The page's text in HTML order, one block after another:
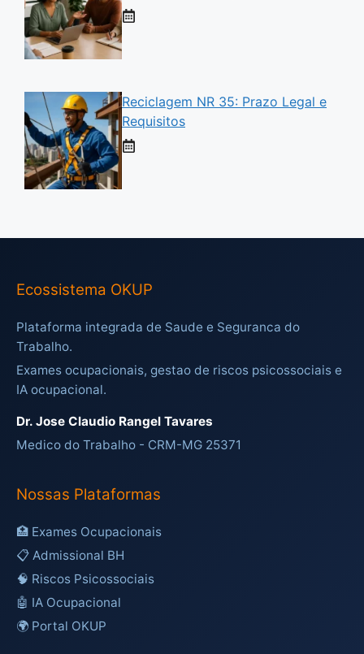
Reciclagem NR 35: Prazo Legal e
Requisitos
Ecossistema OKUP
Plataforma integrada de Saude e Seguranca do
Trabalho.
Exames ocupacionais, gestao de riscos psicossociais e
IA ocupacional.
Dr. Jose Claudio Rangel Tavares
Medico do Trabalho - CRM-MG 25371
Nossas Plataformas
🏥 Exames Ocupacionais
📋 Admissional BH
🧠 Riscos Psicossociais
🤖 IA Ocupacional
🌍 Portal OKUP